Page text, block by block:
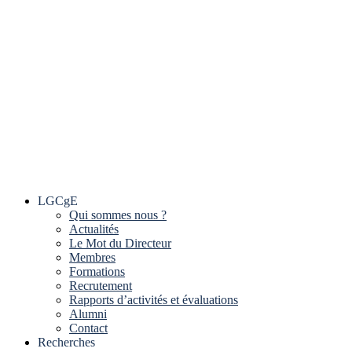
LGCgE
Qui sommes nous ?
Actualités
Le Mot du Directeur
Membres
Formations
Recrutement
Rapports d’activités et évaluations
Alumni
Contact
Recherches